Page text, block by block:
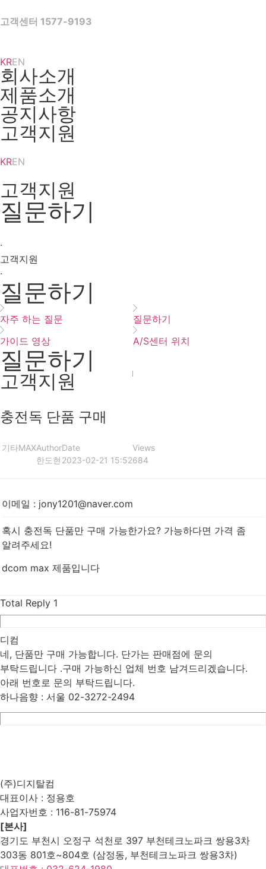
to
고객센터 1577-9193
KREN
회사소개
제품소개
공지사항
고객지원
KREN
고객지원
질문하기
·
고객지원
·
질문하기
자주 하는 질문
질문하기
가이드 영상
A/S센터 위치
질문하기
고객지원
충전독 단품 구매
기타MAXAuthor
한도현
Date
2023-02-21 15:52
Views
684
이메일 : jony1201@naver.com
혹시 충전독 단품만 구매 가능한가요? 가능하다면 가격 좀
알려주세요!
dcom max 제품입니다
Total Reply 1
디컴
네, 단품만 구매 가능합니다. 단가는 판매점에 문의
부탁드립니다 .구매 가능하신 업체 번호 남겨드리겠습니다.
아래 번호로 문의 부탁드립니다.
하나음향 : 서울 02-3272-2494
(주)디지탈컴
대표이사 : 정용호
사업자번호 : 116-81-75974
[본사]
경기도 부천시 오정구 석천로 397 부천테크노파크 쌍용3차
303동 801호~804호 (삼정동, 부천테크노파크 쌍용3차)